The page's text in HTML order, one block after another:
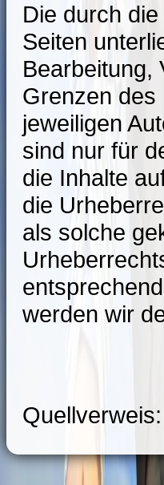
Die durch
Seiten
Bearbeitung,
Grenzen des
jeweiligen
sind nur für
die Inhalte
die
als solche
werden wir
Quellverweis: